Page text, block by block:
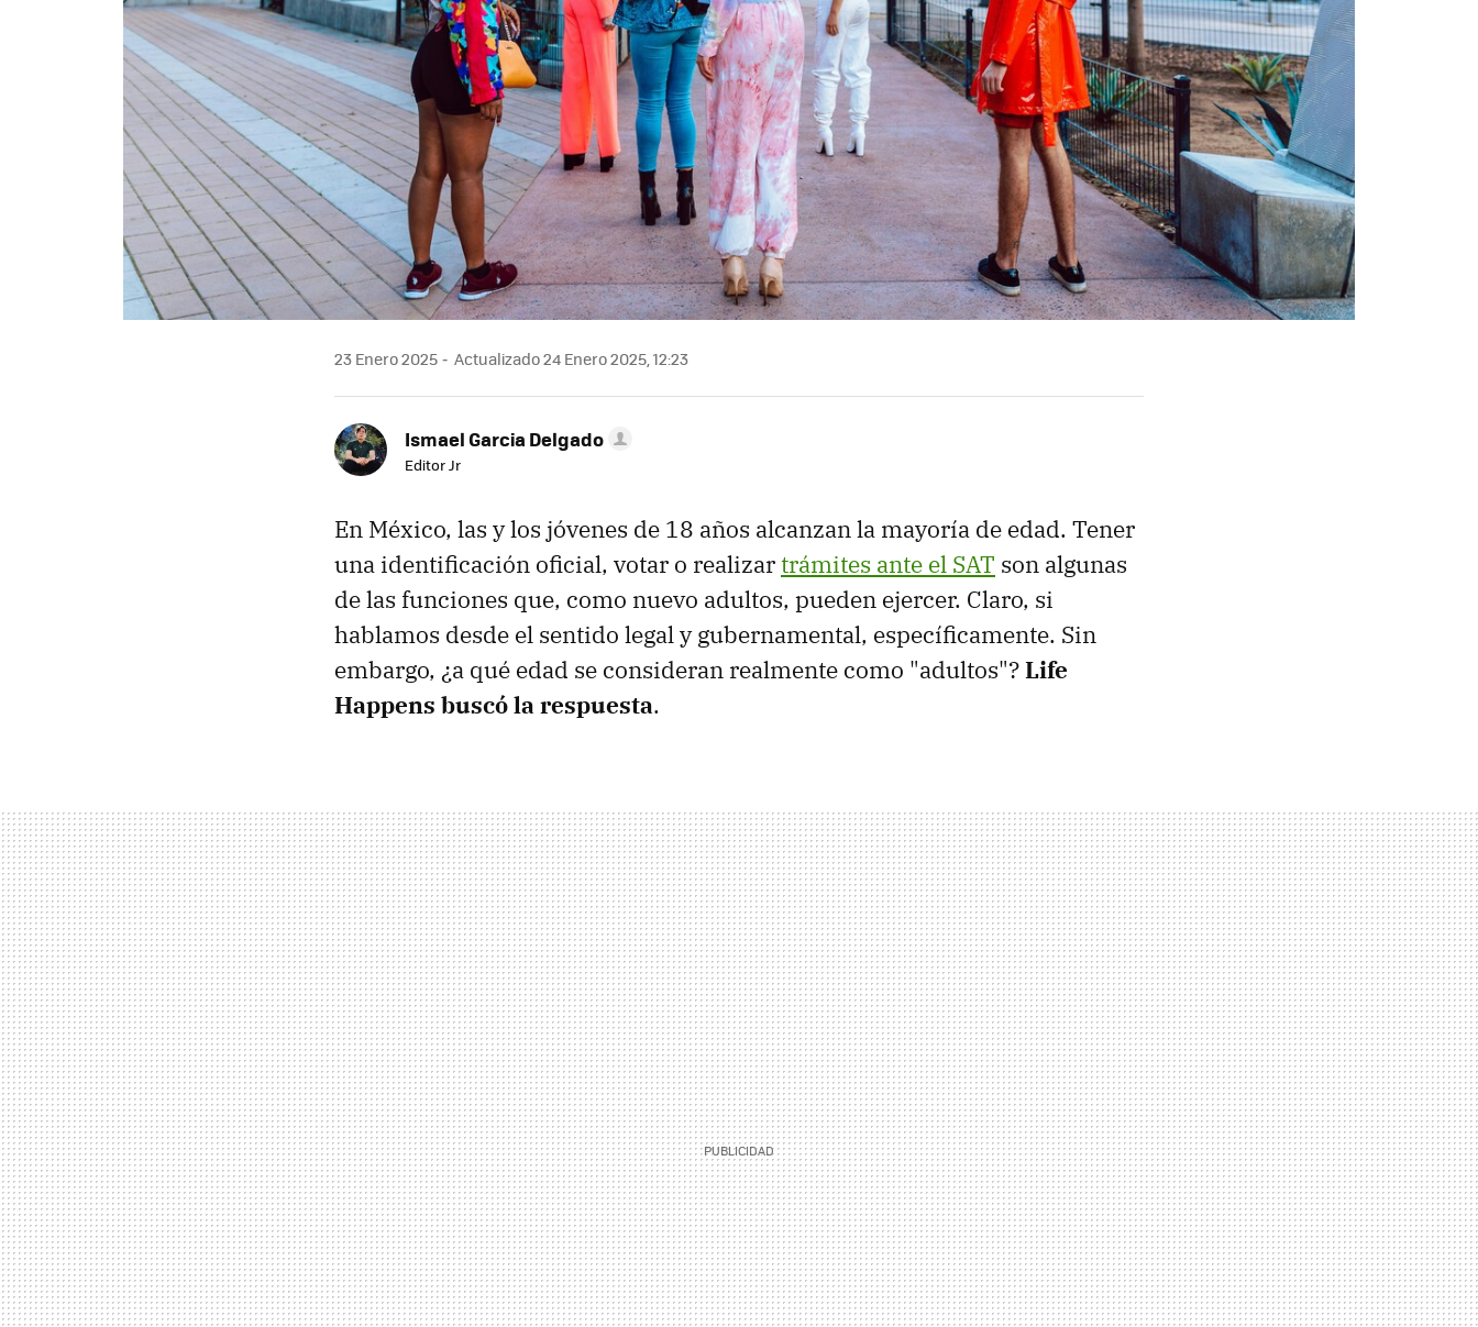
23 Enero 2025 Actualizado 24 Enero 2025, 12:23
Ismael Garcia Delgado
Editor Jr
En México, las y los jóvenes de 18 años alcanzan la mayoría de edad. Tener
una identificación oficial, votar o realizartrámites ante el SAT son algunas
de las funciones que, como nuevo adultos, pueden ejercer. Claro, si
hablamos desde el sentido legal y gubernamental, específicamente. Sin
embargo, ¿a qué edad se consideran realmente como "adultos"?Life
Happens buscó la respuesta.